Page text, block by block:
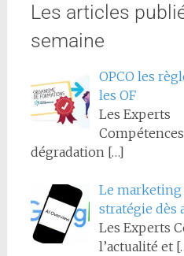
Les articles
semaine
OPCO les
les OF
Les Experts
dégradation […]
Le
stratégie dès
Les Experts
l’actualité et